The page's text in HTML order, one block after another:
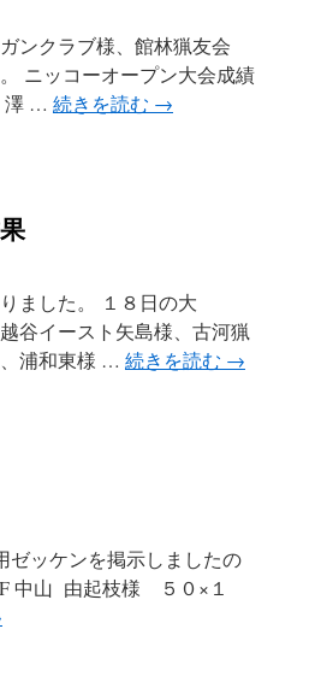
ンクラブ様、館林猟友会
ニッコーオープン大会成績
澤 … 続きを読む →
ました。 １８日の大
イースト矢島様、古河猟
浦和東様 … 続きを読む →
ゼッケンを掲示しましたの
中山 由起枝様 ５０×１